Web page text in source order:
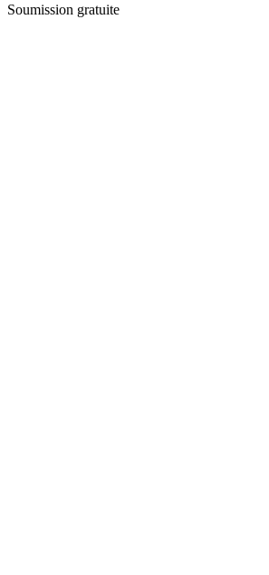
Soumission gratuite